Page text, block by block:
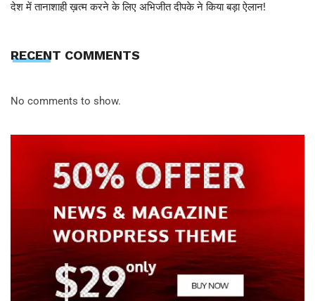
देश में तानाशाही ख़त्म करने के लिए अभिजीत दीपके ने किया बड़ा ऐलान!
RECENT COMMENTS
No comments to show.